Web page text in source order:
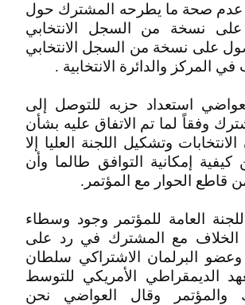
عدم صحة ما يطرحه المشترك حول
نسخة من السجل الانتخابي
على نسخة من السجل الانتخابي
المركز والدائرة الانتخابية .
استعداد حزبه للتوصل إلى
وفقاً لما تم الاتفاق عليه بشأن
وتشكيل اللجنة العليا إلا
إمكانية التوافق طالما وأن
قاطع الحوار مع المؤتمر.
العامة للمؤتمر وجود وسطاء
الخلاف مع المشترك في رد على
وعضو البرلمان الاشتراكي سلطان
الديمقراطي الأمريكي للتوسط
والمؤتمر وقال العواضي نحن